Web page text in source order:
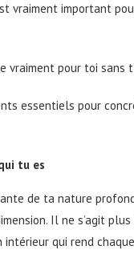
vraiment important
vraiment pour toi sans
essentiels pour
tu es
de ta nature
Il ne s’agit
intérieur qui rend